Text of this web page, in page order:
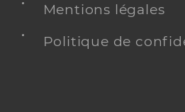
Mentions légales
Politique de